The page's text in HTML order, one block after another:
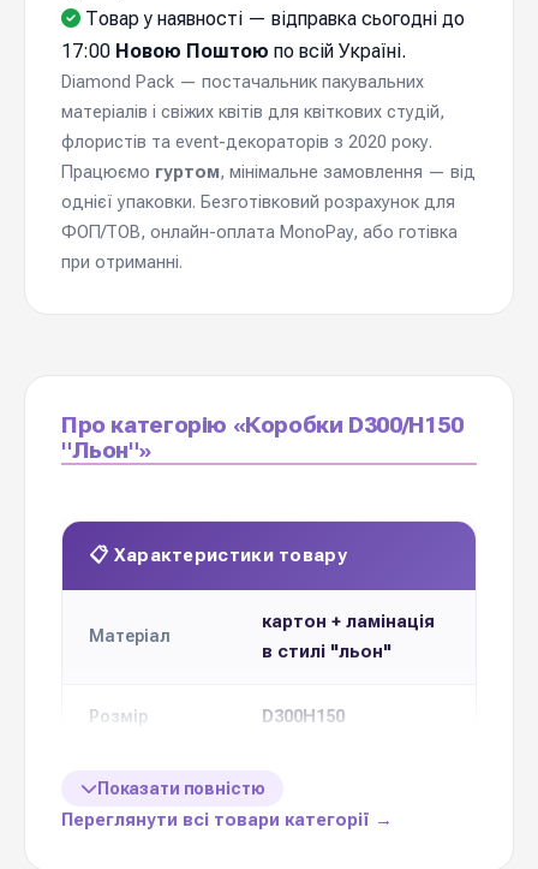
Товар у наявності — відправка cьогодні до
17:00 Новою Поштою по всій Україні.
Diamond Pack — постачальник пакувальних
матеріалів і свіжих квітів для квіткових студій,
флористів та event-декораторів з 2020 року.
Працюємо гуртом, мінімальне замовлення — від
однієї упаковки. Безготівковий розрахунок для
ФОП/ТОВ, онлайн-оплата MonoPay, або готівка
при отриманні.
Про категорію «Коробки D300/H150
"Льон"»
📋 Характеристики товару
Матеріал
картон + ламінація
в стилі "льон"
Розмір D300H150
Кількість 1 шт
Показати повністю
Переглянути всі товари категорії →